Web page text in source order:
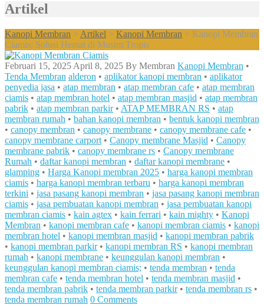
Artikel
Kanopi Membran > Artikel > Kanopi Membran > Kanopi Membran
Ciamis: Solusi Hemat di Musim Tropis
Februari 15, 2025 April 8, 2025 By Membran Kanopi Membran •
Tenda Membran alderon • aplikator kanopi membran • aplikator
penyedia jasa • atap membran • atap membran cafe • atap membran
ciamis • atap membran hotel • atap membran masjid • atap membran
pabrik • atap membran parkir• ATAP MEMBRAN RS • atap
membran rumah • bahan kanopi membran • bentuk kanopi membran
• canopy membran • canopy membrane • canopy membrane cafe •
canopy membrane carport • Canopy membrane Masjid • Canopy
membrane pabrik • canopy membrane rs • Canopy membrane
Rumah • daftar kanopi membran • daftar kanopi membrane •
glamping • Harga Kanopi membran 2025 • harga kanopi membran
ciamis • harga kanopi membran terbaru • harga kanopi membran
terkini • jasa pasang kanopi membran • jasa pasang kanopi membran
ciamis • jasa pembuatan kanopi membran • jasa pembuatan kanopi
membran ciamis • kain agtex • kain ferrari • kain mighty • Kanopi
Membran • kanopi membran cafe • kanopi membran ciamis • kanopi
membran hotel • kanopi membran masjid • kanopi membran pabrik
• kanopi membran parkir• kanopi membran RS • kanopi membran
rumah • kanopi membrane • keunggulan kanopi membran •
keunggulan kanopi membran ciamis; • tenda membran • tenda
membran cafe • tenda membran hotel • tenda membran masjid •
tenda membran pabrik • tenda membran parkir• tenda membran rs •
tenda membran rumah 0 Comments